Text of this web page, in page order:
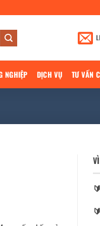
NGHIỆP DỊCH VỤ TƯ VẤN